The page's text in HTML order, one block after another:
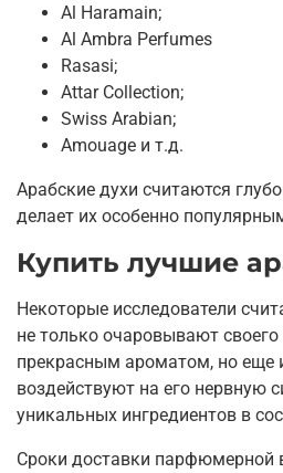
Al Haramain;
Al Ambra Perfumes
Rasasi;
Attar Collection;
Swiss Arabian;
Amouage и т.д.
Арабские духи считаются
делает их особенно
Купить лучшие
Некоторые исследователи
не только очаровывают своего
прекрасным ароматом, но еще
воздействуют на его нервную
уникальных ингредиентов в
Сроки доставки парфюмерной